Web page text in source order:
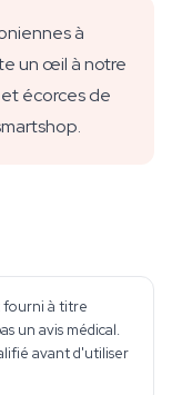
à
un œil à notre
écorces de
fourni à titre
un avis médical.
avant d'utiliser